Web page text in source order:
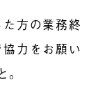
方の業務終
力をお願い